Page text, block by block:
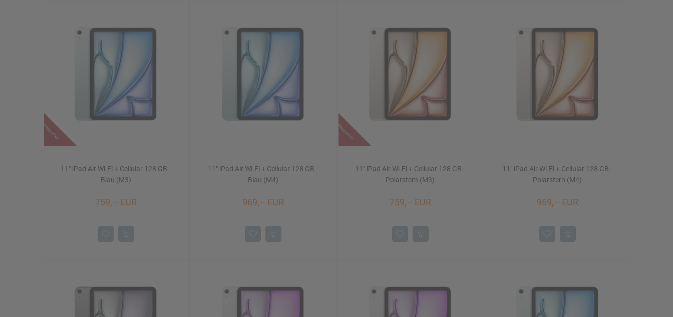
Restposten
11" iPad Air Wi-Fi + Cellular 128 GB -
Blau (M3)
759,– EUR
11" iPad Air Wi-Fi + Cellular 128 GB -
Blau (M4)
969,– EUR
Restposten
11" iPad Air Wi-Fi + Cellular 128 GB -
Polarstern (M3)
759,– EUR
11" iPad Air Wi-Fi + Cellular 128 GB -
Polarstern (M4)
969,– EUR